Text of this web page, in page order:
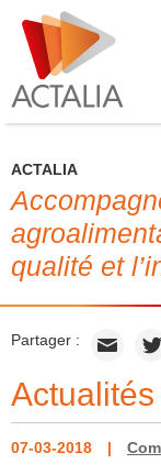
ACTALIA
qualité et
Partager :
07-03-2018